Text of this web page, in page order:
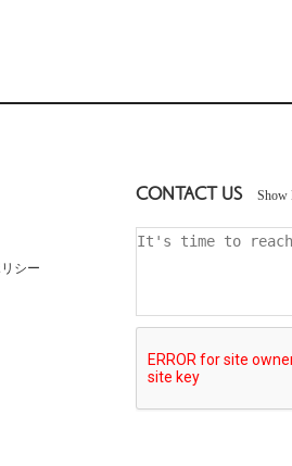
シー
CONTACT US Show